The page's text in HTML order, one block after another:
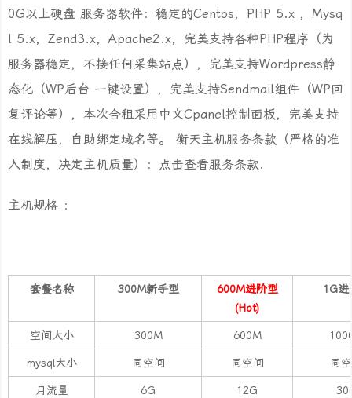
0G以上硬盘 服务器软件：稳定的Centos，PHP 5.x ，Mysq
l 5.x，Zend3.x，Apache2.x，完美支持各种PHP程序（为
服务器稳定，不接任何采集站点），完美支持Wordpress静
态化（WP后台 一键设置），完美支持Sendmail组件（WP回
复评论等），本次合租采用中文Cpanel控制面板，完美支持
在线解压，自助绑定域名等。 衡天主机服务条款（严格的准
入制度，决定主机质量）：点击查看服务条款.
主机规格 ：
套餐名称 300M新手型 600M进阶型
(Hot)
1G进
空间大小 300M 600M
mysql大小 同空间 同空间 同
月流量 6G 12G